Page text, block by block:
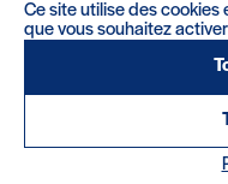
À propos
Recrutement
Réalisation : Clair et Net.
Ce site utilise des cookies
que vous souhaitez activer